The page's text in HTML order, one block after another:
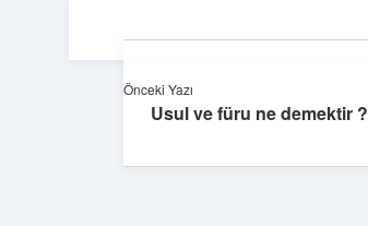
Önceki Yazı
Usul ve füru ne demektir ?